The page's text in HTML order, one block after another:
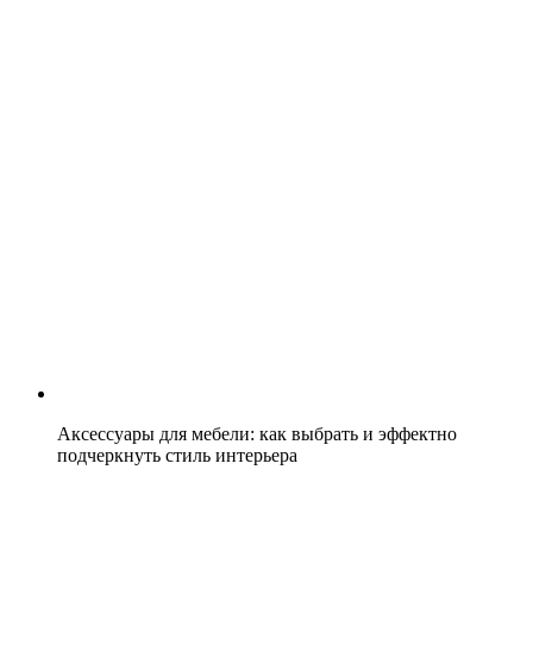
Аксессуары для мебели: как выбрать и эффектно
подчеркнуть стиль интерьера